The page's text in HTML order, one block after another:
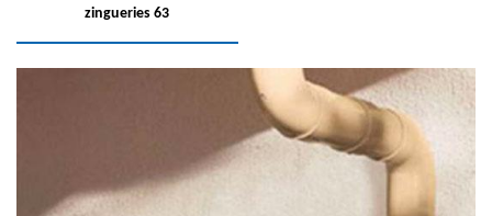
zingueries 63